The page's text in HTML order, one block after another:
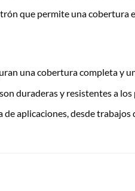
que permite una cobertura
una cobertura completa y
duraderas y resistentes a
aplicaciones, desde